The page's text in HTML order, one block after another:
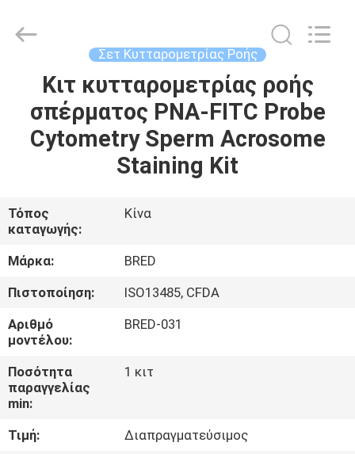
ΣΠΊΤΙ
ΠΡΟΪΌΝΤΑ
ΠΕΡΊΠΟΥ
ΕΜΕΊΣ
ΓΎΡΟΣ
ΕΡΓΟΣΤΑΣΊΩΝ
ΠΟΙΟΤΙΚΌΣ
Science
Technology
Σετ Κυτταρομετρίας Ροής
Κιτ κυτταρομετρίας ροής
σπέρματος PNA-FITC Probe
Cytometry Sperm Acrosome
Staining Kit
Τόπος
καταγωγής:
Κίνα
Μάρκα:
BRED
Πιστοποίηση:
ISO13485, CFDA
Αριθμό
μοντέλου:
BRED-031
Ποσότητα
παραγγελίας
min:
1 κιτ
Τιμή:
Διαπραγματεύσιμος